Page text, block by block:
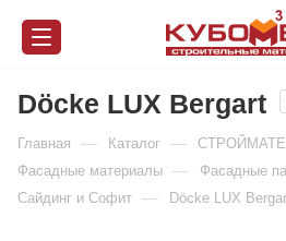
Döcke LUX Bergart
Главная — Каталог —
Фасадные материалы — Фасадные
Сайдинг и Софит — Döcke LUX